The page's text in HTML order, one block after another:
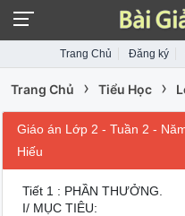
Trang Chủ Đăng ký
Trang Chủ › Tiểu Học ›
Giáo án Lớp 2 - Tuần 2 -
Hiếu
Tiết 1 : PHẦN THƯỞNG.
I/ MỤC TIÊU: